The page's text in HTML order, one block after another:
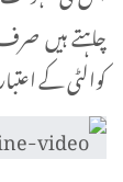
چاہتے ہیں
کوالٹی کے